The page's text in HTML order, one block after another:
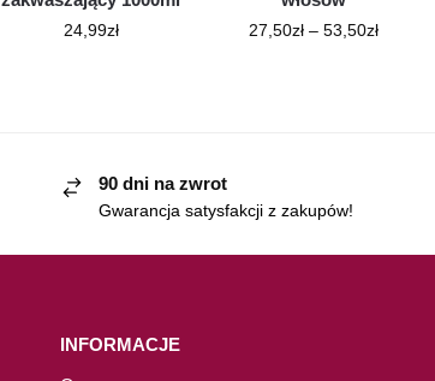
24,99zł 27,50zł – 53,50zł
90 dni na zwrot
Gwarancja satysfakcji z zakupów!
INFORMACJE